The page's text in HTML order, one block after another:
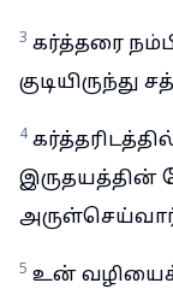
3 கர்த்தரை
4
இருதயத்தின்
5 உன் வழியைக்